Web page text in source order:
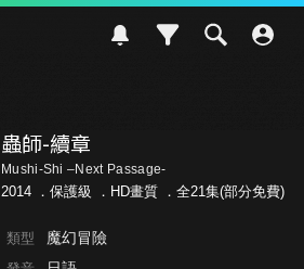
蟲師-續章
Mushi-Shi –Next Passage-
2014 ． 保護級 ．HD畫質 ．全21集(部分免費)
類型 魔幻冒險